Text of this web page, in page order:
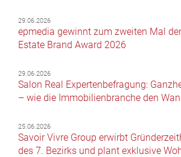
29.06.2026
epmedia gewinnt zum zweiten Mal
Estate Brand Award 2026
29.06.2026
Salon Real Expertenbefragung:
– wie die Immobilienbranche den
25.06.2026
Savoir Vivre Group erwirbt
des 7. Bezirks und plant exklusive